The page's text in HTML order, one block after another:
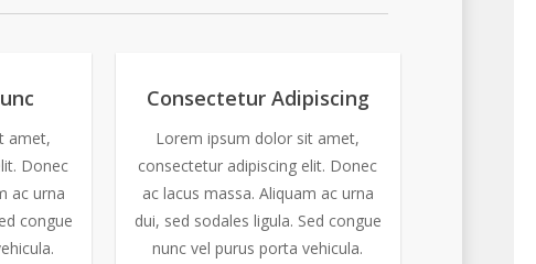
amet,
Donec
ac urna
congue
Consectetur Adipiscing
Lorem ipsum dolor sit amet,
consectetur adipiscing elit. Donec
ac lacus massa. Aliquam ac urna
dui, sed sodales ligula. Sed congue
nunc vel purus porta vehicula.